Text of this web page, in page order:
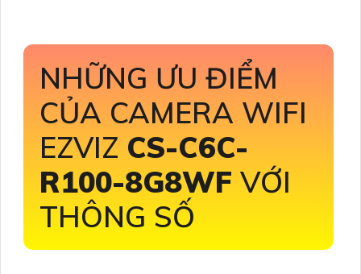
NHỮNG ƯU ĐIỂM
CỦA CAMERA WIFI
EZVIZ CS-C6C-
R100-8G8WF VỚI
THÔNG SỐ